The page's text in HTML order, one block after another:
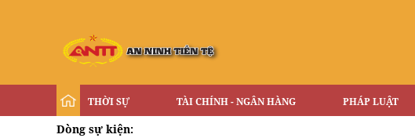
THỜI SỰ TÀI CHÍNH - NGÂN HÀNG PHÁP LUẬT
Dòng sự kiện: